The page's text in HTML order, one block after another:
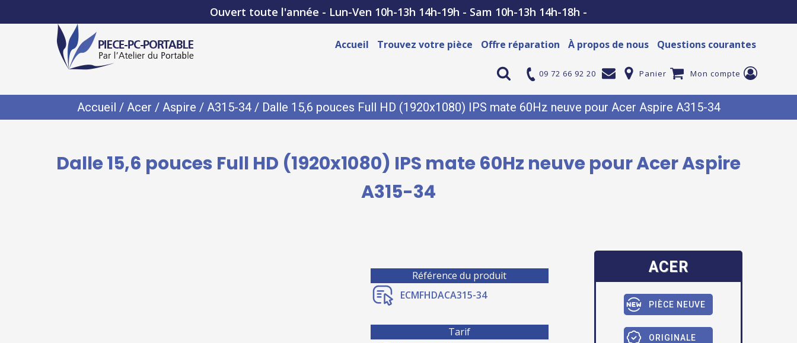
Ouvert toute l'année - Lun-Ven 10h-13h 14h-19h - Sam 10h-13h 14h-18h -
Accueil Trouvez votre pièce Offre réparation À propos de nous Questions courantes
09 72 66 92 20 Panier Mon compte
Accueil / Acer / Aspire / A315-34/ Dalle 15,6 pouces Full HD (1920x1080) IPS mate 60Hz neuve pour Acer Aspire A315-34
Dalle 15,6 pouces Full HD (1920x1080) IPS mate 60Hz neuve pour Acer Aspire
A315-34
Référence du produit
ECMFHDACA315-34
Tarif
ACER
PIÈCE NEUVE
ORIGINALE